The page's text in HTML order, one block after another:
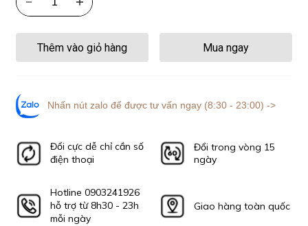
Đổi cực dễ chỉ cần số
điện thoại
Hotline 0903241926
hỗ trợ từ 8h30 - 23h
mỗi ngày
Đổi trong vòng 15
ngày
Giao hàng toàn quốc
Nhấn nút zalo để được tư vấn ngay (8:30 - 23:00) ->
Mua ngay
Thêm vào giỏ hàng